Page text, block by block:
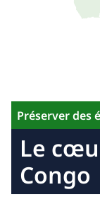
Préserver des
Le
Congo